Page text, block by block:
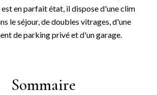
en parfait état, il dispose d'une clim
le séjour, de doubles vitrages, d'une
de parking privé et d'un garage.
Sommaire